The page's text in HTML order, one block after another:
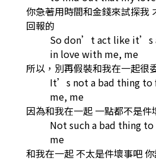
你急著用時間和金錢來試探我
回報的
So don’t act like it’s
in love with me, me
所以，別再假裝和我在一起很
It’s not a bad thing to
me, me
因為和我在一起 一點都不是件
Not such a bad thing
me
和我在一起 不太是件壞事吧 你